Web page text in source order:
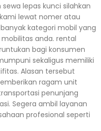
lepas kunci silahkan
lewat nomer atau
kategori mobil yang
anda. rental
bagi konsumen
sekaligus memiliki
Alasan tersebut
ragam unit
penunjang
Segera ambil layanan
profesional seperti